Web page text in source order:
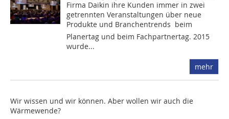
Firma Daikin ihre Kunden immer in zwei
getrennten Veranstaltungen über neue
Produkte und Branchentrends  beim
Planertag und beim Fachpartnertag. 2015
wurde...
mehr
Wir wissen und wir können. Aber wollen wir auch die
Wärmewende?